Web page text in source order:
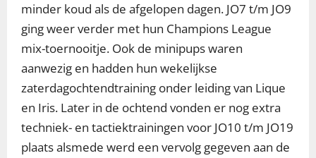
minder koud als de afgelopen dagen. JO7 t/m JO9
ging weer verder met hun Champions League
mix-toernooitje. Ook de minipups waren
aanwezig en hadden hun wekelijkse
zaterdagochtendtraining onder leiding van Lique
en Iris. Later in de ochtend vonden er nog extra
techniek- en tactiektrainingen voor JO10 t/m JO19
plaats alsmede werd een vervolg gegeven aan de